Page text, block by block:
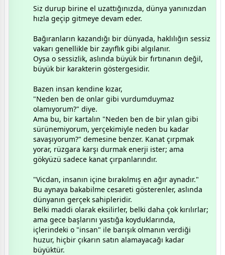
Siz durup birine el uzattığınızda, dünya yanınızdan
hızla geçip gitmeye devam eder.
​Bağıranların kazandığı bir dünyada, haklılığın sessiz
vakarı genellikle bir zayıflık gibi algılanır.
Oysa o sessizlik, aslında büyük bir fırtınanın değil,
büyük bir karakterin göstergesidir.
​Bazen insan kendine kızar,
"Neden ben de onlar gibi vurdumduymaz
olamıyorum?" diye.
Ama bu, bir kartalın "Neden ben de bir yılan gibi
sürünemiyorum, yerçekimiyle neden bu kadar
savaşıyorum?" demesine benzer. Kanat çırpmak
yorar, rüzgara karşı durmak enerji ister; ama
gökyüzü sadece kanat çırpanlarındır.
​"Vicdan, insanın içine bırakılmış en ağır aynadır."
​Bu aynaya bakabilme cesareti gösterenler, aslında
dünyanın gerçek sahipleridir.
Belki maddi olarak eksilirler, belki daha çok kırılırlar;
ama gece başlarını yastığa koyduklarında,
içlerindeki o "insan" ile barışık olmanın verdiği
huzur, hiçbir çıkarın satın alamayacağı kadar
büyüktür.